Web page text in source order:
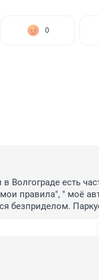
0
Волгограде есть
правила", " моё
безприделом.
У них начинаются
Либо на
жёстче